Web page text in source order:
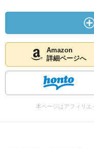
Amazon
詳細ページへ
本ページはアフィリエ